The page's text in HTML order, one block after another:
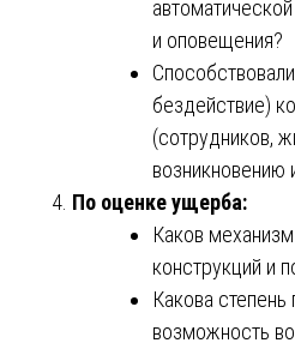
и оповещения?
бездействие)
(сотрудников,
возникновению
По оценке ущерба:
Каков
конструкций и
Какова
возможность